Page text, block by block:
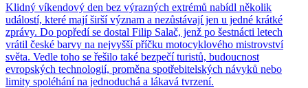
Klidný víkendový den bez výrazných extrémů nabídl několik
událostí, které mají širší význam a nezůstávají jen u jedné krátké
zprávy. Do popředí se dostal Filip Salač, jenž po šestnácti letech
vrátil české barvy na nejvyšší příčku motocyklového mistrovství
světa. Vedle toho se řešilo také bezpečí turistů, budoucnost
evropských technologií, proměna spotřebitelských návyků nebo
limity spoléhání na jednoduchá a lákavá tvrzení.